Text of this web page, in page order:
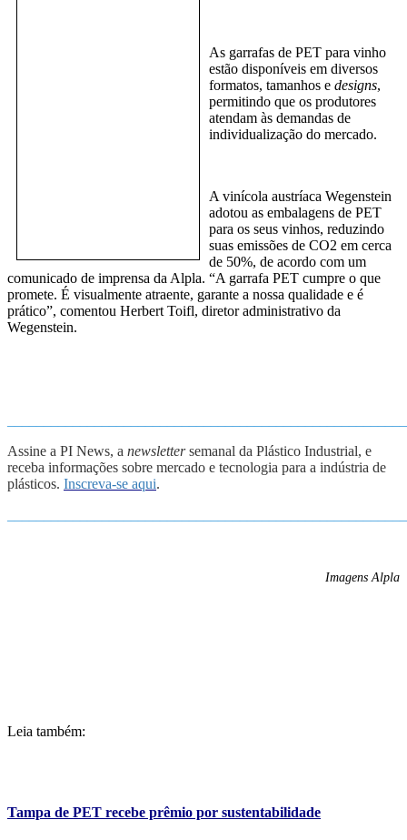
As garrafas de PET para vinho
estão disponíveis em diversos
formatos, tamanhos e designs,
permitindo que os produtores
atendam às demandas de
individualização do mercado.
A vinícola austríaca Wegenstein
adotou as embalagens de PET
para os seus vinhos, reduzindo
suas emissões de CO2 em cerca
de 50%, de acordo com um
comunicado de imprensa da Alpla. “A garrafa PET cumpre o que
promete. É visualmente atraente, garante a nossa qualidade e é
prático”, comentou Herbert Toifl, diretor administrativo da
Wegenstein.
Assine a PI News, a newslettersemanal da Plástico Industrial, e
receba informações sobre mercado e tecnologia para a indústria de
plásticos. Inscreva-se aqui.
Imagens Alpla
Leia também:
Tampa de PET recebe prêmio por sustentabilidade